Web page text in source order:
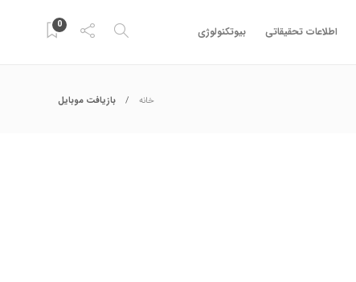
اطلاعات تحقیقاتی بیوتکنولوژی 0
خانه بازیافت موبایل